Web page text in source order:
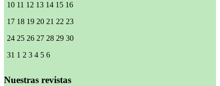
10 11 12 13 14 15 16
17 18 19 20 21 22 23
24 25 26 27 28 29 30
31 1 2 3 4 5 6
Nuestras revistas